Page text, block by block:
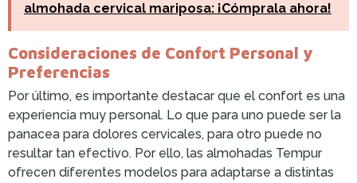
almohada cervical mariposa: ¡Cómprala ahora!
Consideraciones de Confort Personal y
Preferencias
Por último, es importante destacar que el confort es una
experiencia muy personal. Lo que para uno puede ser la
panacea para dolores cervicales, para otro puede no
resultar tan efectivo. Por ello, las almohadas Tempur
ofrecen diferentes modelos para adaptarse a distintas